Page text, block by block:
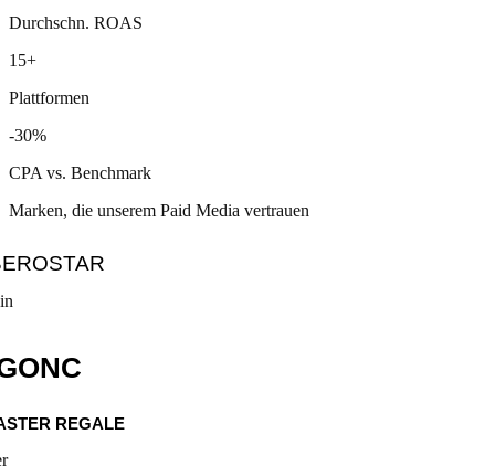
Durchschn. ROAS
15+
Plattformen
-30%
CPA vs. Benchmark
Marken, die unserem Paid Media vertrauen